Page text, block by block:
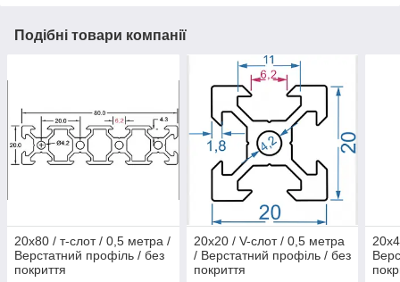
Подібні товари компанії
20х80 / т-слот / 0,5 метра /
Верстатний профіль / без
покриття
20х20 / V-слот / 0,5 метра
/ Верстатний профіль / без
покриття